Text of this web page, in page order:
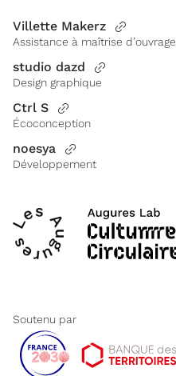
Villette Makerz
Assistance à maîtrise d’ouvrage
studio dazd
Design graphique
Ctrl S
Écoconception
noesya
Développement
Soutenu par